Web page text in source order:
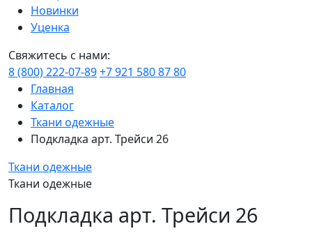
Новинки
Уценка
Свяжитесь с нами:
8 (800) 222-07-89+7 921 580 87 80
Главная
Каталог
Ткани одежные
Подкладка арт. Трейси 26
Ткани одежные
Ткани одежные
Подкладка арт. Трейси 26